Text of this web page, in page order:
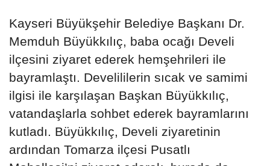
Kayseri Büyükşehir Belediye Başkanı Dr.
Memduh Büyükkılıç, baba ocağı Develi
ilçesini ziyaret ederek hemşehrileri ile
bayramlaştı. Develililerin sıcak ve samimi
ilgisi ile karşılaşan Başkan Büyükkılıç,
vatandaşlarla sohbet ederek bayramlarını
kutladı. Büyükkılıç, Develi ziyaretinin
ardından Tomarza ilçesi Pusatlı